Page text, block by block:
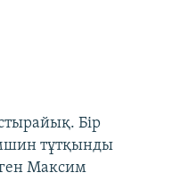
Бір
тұтқынды
Максим